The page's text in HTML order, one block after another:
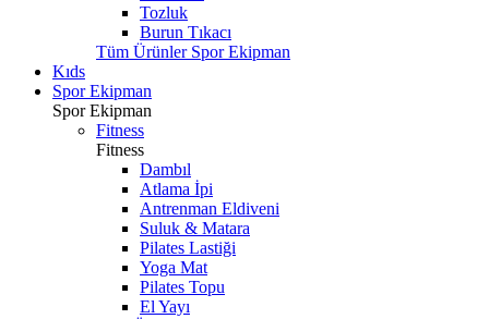
Tozluk
Burun Tıkacı
Tüm Ürünler Spor Ekipman
Kıds
Spor Ekipman
Spor Ekipman
Fitness
Fitness
Dambıl
Atlama İpi
Antrenman Eldiveni
Suluk & Matara
Pilates Lastiği
Yoga Mat
Pilates Topu
El Yayı